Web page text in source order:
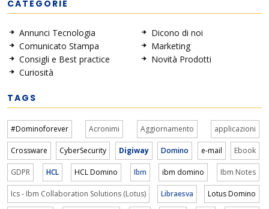
CATEGORIE
Annunci Tecnologia
Comunicato Stampa
Consigli e Best practice
Curiosità
Dicono di noi
Marketing
Novità Prodotti
TAGS
#Dominoforever Acronimi Aggiornamento applicazioni
Crossware CyberSecurity Digiway Domino e-mail Ebook
GDPR HCL HCL Domino Ibm ibm domino Ibm Notes
Ics - Ibm Collaboration Solutions (Lotus) Libraesva Lotus Domino